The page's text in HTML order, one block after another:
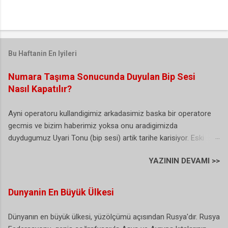
Bu Haftanin En Iyileri
Numara Taşıma Sonucunda Duyulan Bip Sesi
Nasıl Kapatılır?
Ayni operatoru kullandigimiz arkadasimiz baska bir operatore
gecmis ve bizim haberimiz yoksa onu aradigimizda
duydugumuz Uyari Tonu (bip sesi) artik tarihe karisiyor. Eski
sikayetci olmasamda arayan bazi vatandas abi sen Turkcell'de
gelmis/geliyordur). Buda biraz gereksiz bir durum gibi sanki. Iste
hal boyle olunca artik karar alinmis ve NTS yani numara tasima
ornekler incelendiginde bu bip sesini kullananlarin bizim ulkemiz
YAZININ DEVAMI >>
Dunyanin En Büyük Ülkesi
Dünyanın en büyük ülkesi, yüzölçümü açısından Rusya'dır. Rusya